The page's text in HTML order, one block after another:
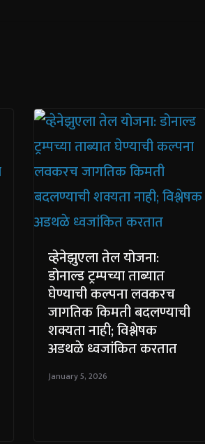
व्हेनेझुएला तेल योजना:
डोनाल्ड ट्रम्पच्या ताब्यात
घेण्याची कल्पना लवकरच
जागतिक किमती बदलण्याची
शक्यता नाही; विश्लेषक
अडथळे ध्वजांकित करतात
January 5, 2026